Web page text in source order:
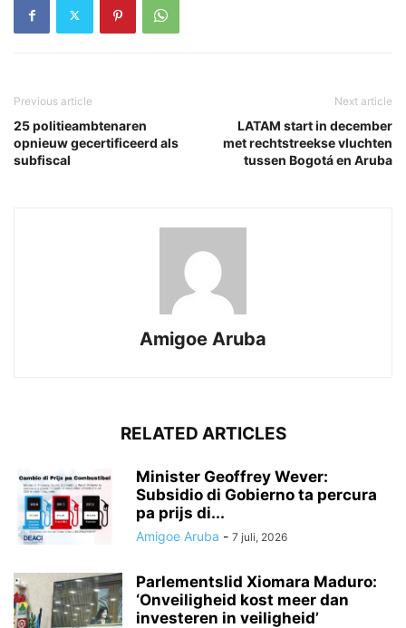
Previous article
25 politieambtenaren
opnieuw gecertificeerd als
subfiscal
Next article
LATAM start in december
met rechtstreekse vluchten
tussen Bogotá en Aruba
Amigoe Aruba
RELATED ARTICLES
Minister Geoffrey Wever:
Subsidio di Gobierno ta percura
pa prijs di...
Amigoe Aruba - 7 juli, 2026
Parlementslid Xiomara Maduro:
‘Onveiligheid kost meer dan
investeren in veiligheid’